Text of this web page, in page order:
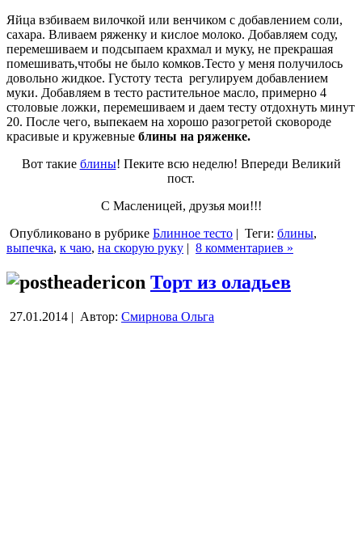
Яйца взбиваем вилочкой или венчиком с добавлением соли,
сахара. Вливаем ряженку и кислое молоко. Добавляем соду,
перемешиваем и подсыпаем крахмал и муку, не прекрашая
помешивать,чтобы не было комков.Тесто у меня получилось
довольно жидкое. Густоту теста регулируем добавлением
муки. Добавляем в тесто растительное масло, примерно 4
столовые ложки, перемешиваем и даем тесту отдохнуть минут
20. После чего, выпекаем на хорошо разогретой сковороде
красивые и кружевные блины на ряженке.
Вот такие блины! Пеките всю неделю! Впереди Великий
пост.
С Масленицей, друзья мои!!!
Опубликовано в рубрике Блинное тесто | Теги: блины,
выпечка, к чаю, на скорую руку | 8 комментариев »
Торт из оладьев
27.01.2014 | Автор: Смирнова Ольга